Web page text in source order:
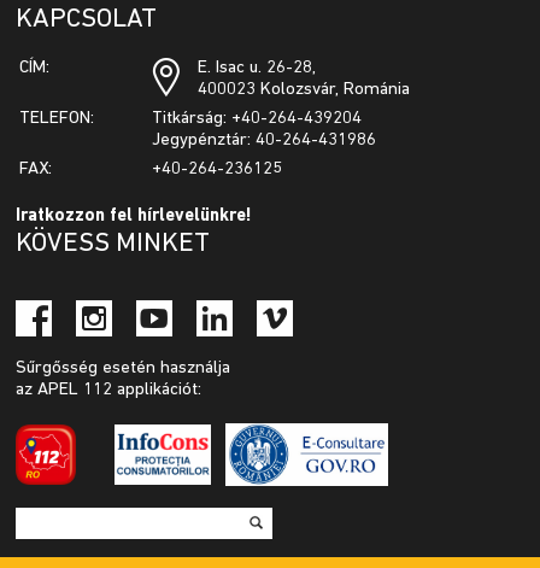
KAPCSOLAT
CÍM:
E. Isac u. 26-28,
400023 Kolozsvár, Románia
TELEFON:
Titkárság: +40-264-439204
Jegypénztár: 40-264-431986
FAX:
+40-264-236125
Iratkozzon fel hírlevelünkre!
KÖVESS MINKET
Sűrgősség esetén használja
az APEL 112 applikációt: